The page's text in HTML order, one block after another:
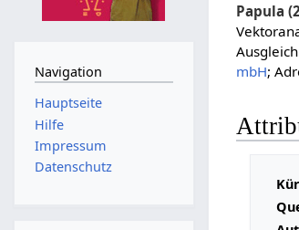
Papula
mbH;
Navigation
Hauptseite
Hilfe
Impressum
Datenschutz